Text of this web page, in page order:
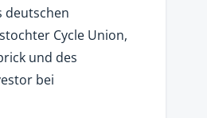
deutschen
Cycle Union,
und des
bei